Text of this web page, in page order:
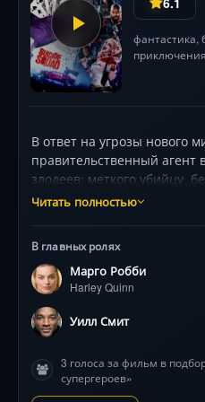
фантастика,
приключения
В ответ на угрозы нового
правительственный агент
злодеев: меткого убийцу,
пироманта с трагическим
малейшее неповиновение
расплата. Их первое
паранормальным
реальность становится
визуальный хаос,
безумия — адреналин не
Читать полностью
В главных ролях
Марго Робби
Harley Quinn
Уилл Смит
3 голоса за фильм в
супергероев»